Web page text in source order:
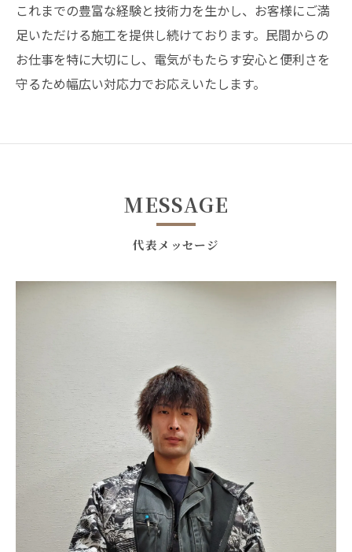
これまでの豊富な経験と技術力を生かし、お客様にご満
足いただける施工を提供し続けております。民間からの
お仕事を特に大切にし、電気がもたらす安心と便利さを
守るため幅広い対応力でお応えいたします。
代表メッセージ
MESSAGE